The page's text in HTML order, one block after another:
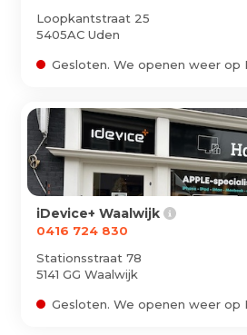
Reparaties
iPhone
iPad
Loopkantstraat 25
5405AC Uden
Gesloten. We openen weer op
iDevice+ Waalwijk
0416 724 830
Stationsstraat 78
5141 GG Waalwijk
Gesloten. We openen weer op